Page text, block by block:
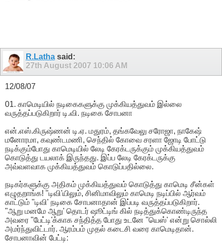
R.Lathasaid:
27th August 2007 10:06 AM
12/08/07
01. காமெடியில் நடிகைகளுக்கு முக்கியத்துவம் இல்லை
வருத்தப்படுகிறார் டி.வி. நடிகை சோபனா
என்.எஸ்.கிருஷ்ணன் டி.ஏ. மதுரம், தங்கவேலு சரோஜா, நாகேஷ்
மனோரமா, கவுண்டமணி, செந்தில் கோவை சரளா ஜோடி போட்டு
நடிக்கும்போது காமெடியில் லேடி கேரக்டருக்கும் முக்கியத்துவம்
கொடுத்து டயலாக் இருந்தது. இப்ப லேடி கேரக்டருக்கு
அவ்வளவாக முக்கியத்துவம் கொடுப்பதில்லை.
நடிகர்களுக்கு அதிகம் முக்கியத்துவம் கொடுத்து காமெடி சீன்கள்
எழுதறாங்க! "டிவி'யிலும், சினிமாவிலும் காமெடி நடிப்பில் ஆர்வம்
காட்டும் "டிவி' நடிகை சோபனாதான் இப்படி வருத்தப்படுகிறார்.
"ஆறு மனமே ஆறு' தொடர் ஷூட்டிங் கில் நடித்துக்கொண்டிருந்த
அவரை "பேட்டி'க்காக சந்தித்த போது உடனே "யெஸ்' என்று சொல்லி
அமர்ந்துவிட்டார். ஆரம்பம் முதல் கடைசி வரை காமெடிதான்.
சோபனாவின் பேட்டி: